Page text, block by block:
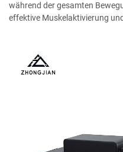
während der gesamten
effektive Muskelaktivierung